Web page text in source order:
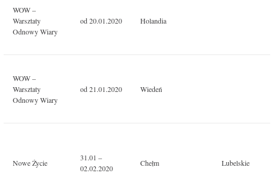
WOW –
Warsztaty
Odnowy Wiary
od 20.01.2020 Holandia
WOW –
Warsztaty
Odnowy Wiary
od 21.01.2020 Wiedeń
Nowe Życie
31.01 –
02.02.2020
Chełm Lubelskie